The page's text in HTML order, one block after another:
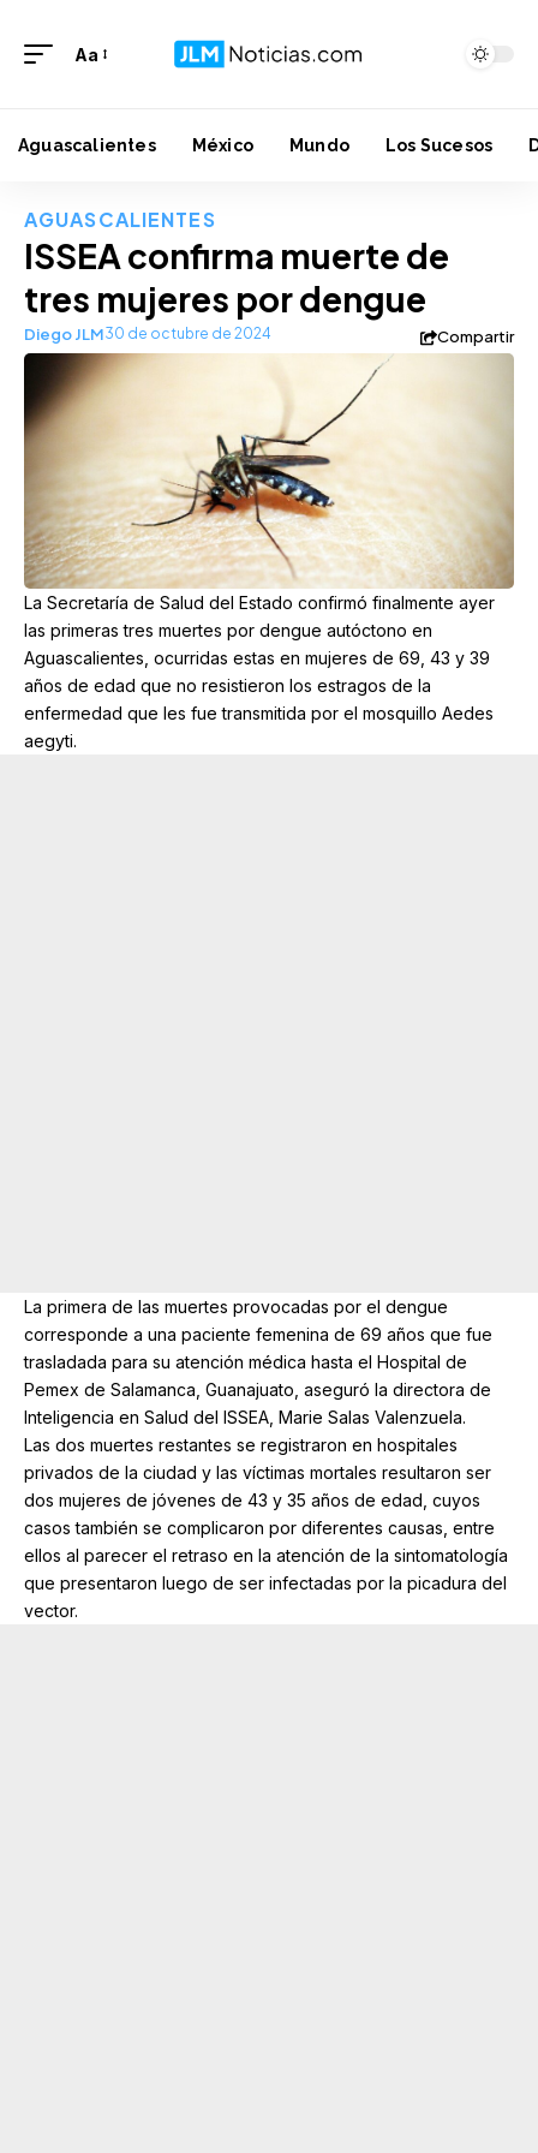
Aa
Aguascalientes México Mundo Los Sucesos
AGUASCALIENTES
ISSEA confirma muerte de
tres mujeres por dengue
Diego JLM30 de octubre de 2024 Compartir
La Secretaría de Salud del Estado confirmó finalmente ayer
las primeras tres muertes por dengue autóctono en
Aguascalientes, ocurridas estas en mujeres de 69, 43 y 39
años de edad que no resistieron los estragos de la
enfermedad que les fue transmitida por el mosquillo Aedes
aegyti.
La primera de las muertes provocadas por el dengue
corresponde a una paciente femenina de 69 años que fue
trasladada para su atención médica hasta el Hospital de
Pemex de Salamanca, Guanajuato, aseguró la directora de
Inteligencia en Salud del ISSEA, Marie Salas Valenzuela.
Las dos muertes restantes se registraron en hospitales
privados de la ciudad y las víctimas mortales resultaron ser
dos mujeres de jóvenes de 43 y 35 años de edad, cuyos
casos también se complicaron por diferentes causas, entre
ellos al parecer el retraso en la atención de la sintomatología
que presentaron luego de ser infectadas por la picadura del
vector.